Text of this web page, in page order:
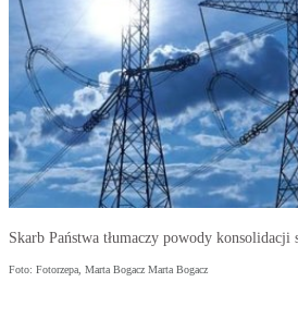
Skarb Państwa tłumaczy powody konsolidacji
Foto: Fotorzepa, Marta Bogacz Marta Bogacz